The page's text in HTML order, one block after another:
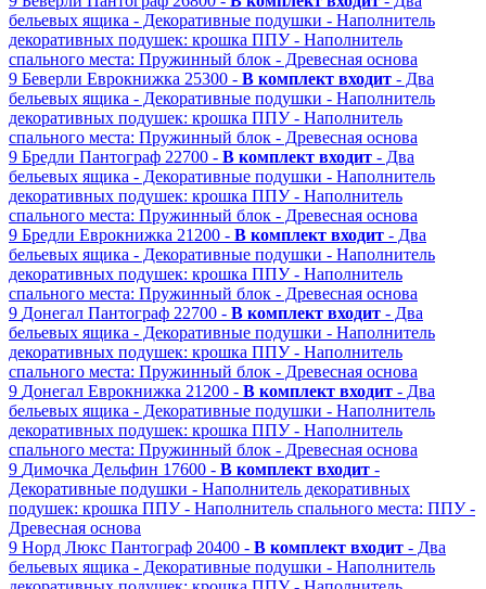
бельевых ящика - Декоративные подушки - Наполнитель
декоративных подушек: крошка ППУ - Наполнитель
спального места: Пружинный блок - Древесная основа
9 Беверли Еврокнижка 25300 - В комплект входит - Два
бельевых ящика - Декоративные подушки - Наполнитель
декоративных подушек: крошка ППУ - Наполнитель
спального места: Пружинный блок - Древесная основа
9 Бредли Пантограф 22700 - В комплект входит - Два
бельевых ящика - Декоративные подушки - Наполнитель
декоративных подушек: крошка ППУ - Наполнитель
спального места: Пружинный блок - Древесная основа
9 Бредли Еврокнижка 21200 - В комплект входит - Два
бельевых ящика - Декоративные подушки - Наполнитель
декоративных подушек: крошка ППУ - Наполнитель
спального места: Пружинный блок - Древесная основа
9 Донегал Пантограф 22700 - В комплект входит - Два
бельевых ящика - Декоративные подушки - Наполнитель
декоративных подушек: крошка ППУ - Наполнитель
спального места: Пружинный блок - Древесная основа
9 Донегал Еврокнижка 21200 - В комплект входит - Два
бельевых ящика - Декоративные подушки - Наполнитель
декоративных подушек: крошка ППУ - Наполнитель
спального места: Пружинный блок - Древесная основа
9 Димочка Дельфин 17600 - В комплект входит -
Декоративные подушки - Наполнитель декоративных
подушек: крошка ППУ - Наполнитель спального места: ППУ -
Древесная основа
9 Норд Люкс Пантограф 20400 - В комплект входит - Два
бельевых ящика - Декоративные подушки - Наполнитель